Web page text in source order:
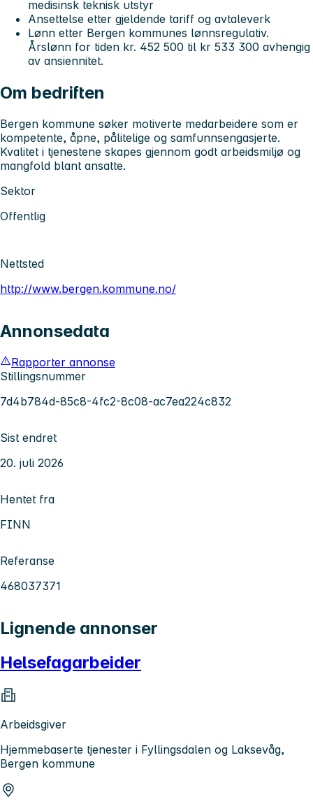
medisinsk teknisk utstyr
Ansettelse etter gjeldende tariff og avtaleverk
Lønn etter Bergen kommunes lønnsregulativ.
Årslønn for tiden kr. 452 500 til kr 533 300 avhengig
av ansiennitet.
Om bedriften
Bergen kommune søker motiverte medarbeidere som er
kompetente, åpne, pålitelige og samfunnsengasjerte.
Kvalitet i tjenestene skapes gjennom godt arbeidsmiljø og
mangfold blant ansatte.
Sektor
Offentlig
Nettsted
http://www.bergen.kommune.no/
Annonsedata
Rapporter annonse
Stillingsnummer
7d4b784d-85c8-4fc2-8c08-ac7ea224c832
Sist endret
20. juli 2026
Hentet fra
FINN
Referanse
468037371
Lignende annonser
Helsefagarbeider
Arbeidsgiver
Hjemmebaserte tjenester i Fyllingsdalen og Laksevåg,
Bergen kommune